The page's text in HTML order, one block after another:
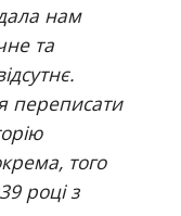
нам
та
переписати
того
році з